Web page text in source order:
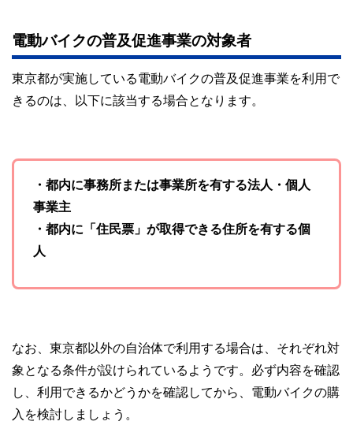
電動バイクの普及促進事業の対象者
東京都が実施している電動バイクの普及促進事業を利用で
きるのは、以下に該当する場合となります。
・都内に事務所または事業所を有する法人・個人
事業主
・都内に「住民票」が取得できる住所を有する個
人
なお、東京都以外の自治体で利用する場合は、それぞれ対
象となる条件が設けられているようです。必ず内容を確認
し、利用できるかどうかを確認してから、電動バイクの購
入を検討しましょう。